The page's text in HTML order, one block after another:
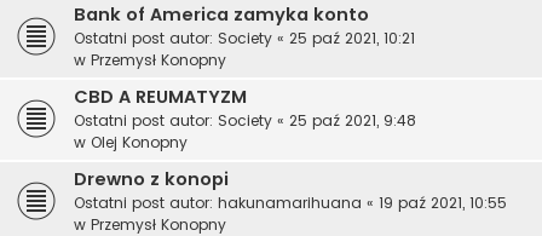
Bank of America zamyka konto
Ostatni post autor: Society « 25 paź 2021, 10:21
w Przemysł Konopny
CBD A REUMATYZM
Ostatni post autor: Society « 25 paź 2021, 9:48
w Olej Konopny
Drewno z konopi
Ostatni post autor: hakunamarihuana « 19 paź 2021, 10:55
w Przemysł Konopny